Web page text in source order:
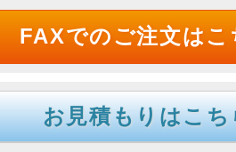
FAXでのご注文はこ
お見積もりはこち